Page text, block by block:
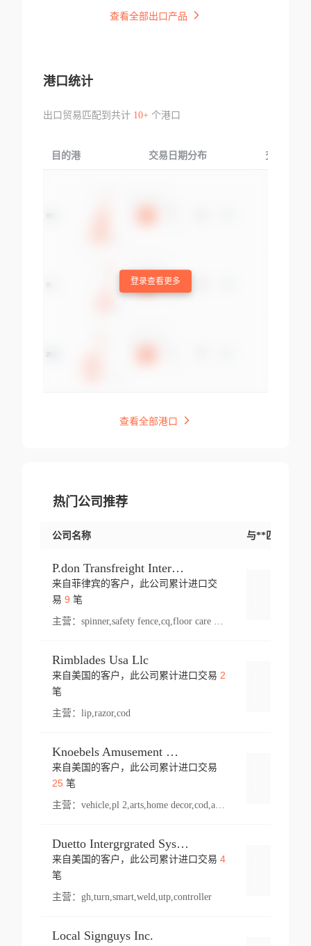
查看全部出口产品
港口统计
出口贸易匹配到共计 10+个港口
目的港 交易日期分布 交易产品
登录查看更多
查看全部港口
热门公司推荐
公司名称 与**匹配交易
P.don Transfreight International
来自菲律宾的客户，此公司累计进口交
易 9 笔
主营：
Rimblades Usa Llc
来自美国的客户，此公司累计进口交易 2
笔
主营： lip,razor,cod
Knoebels Amusement Resort
来自美国的客户，此公司累计进口交易
25笔
主营： vehicle,pl 2,arts,home decor,cod,amusement ride,sea
Duetto Intergrgrated Systems Inc.
来自美国的客户，此公司累计进口交易 4
笔
主营： gh,turn,smart,weld,utp,controller
Local Signguys Inc.